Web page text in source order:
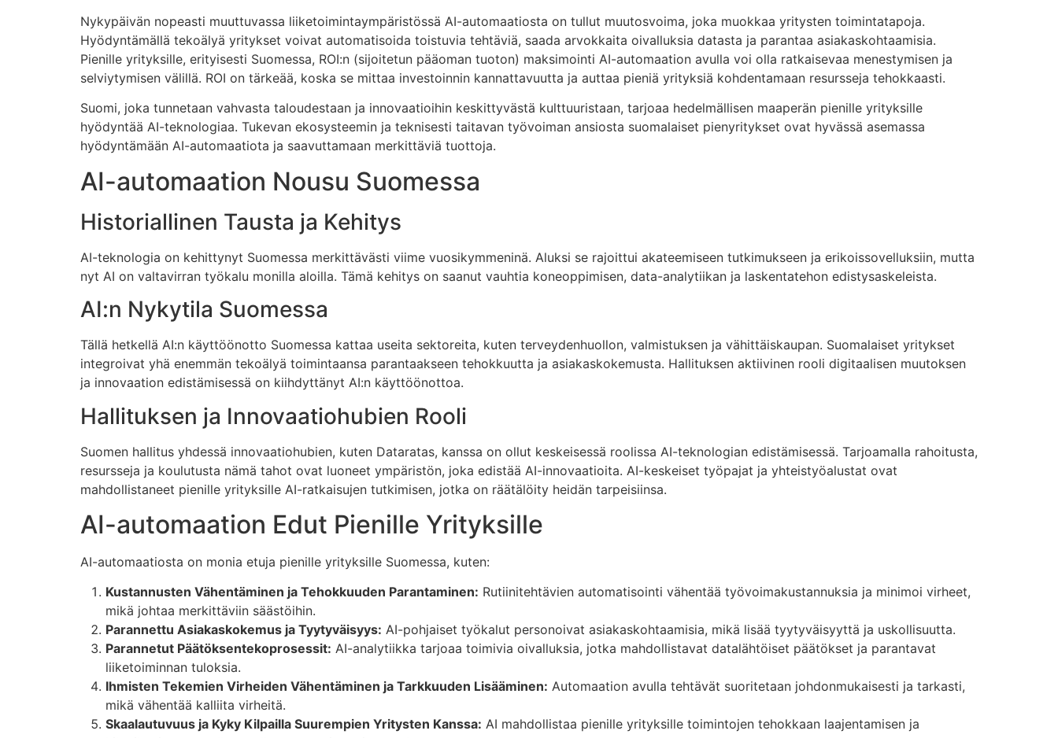
Nykypäivän nopeasti muuttuvassa liiketoimintaympäristössä AI-automaatiosta on tullut muutosvoima, joka muokkaa yritysten toimintatapoja.
Hyödyntämällä tekoälyä yritykset voivat automatisoida toistuvia tehtäviä, saada arvokkaita oivalluksia datasta ja parantaa asiakaskohtaamisia.
Pienille yrityksille, erityisesti Suomessa, ROI:n (sijoitetun pääoman tuoton) maksimointi AI-automaation avulla voi olla ratkaisevaa menestymisen ja
selviytymisen välillä. ROI on tärkeää, koska se mittaa investoinnin kannattavuutta ja auttaa pieniä yrityksiä kohdentamaan resursseja tehokkaasti.
Suomi, joka tunnetaan vahvasta taloudestaan ja innovaatioihin keskittyvästä kulttuuristaan, tarjoaa hedelmällisen maaperän pienille yrityksille
hyödyntää AI-teknologiaa. Tukevan ekosysteemin ja teknisesti taitavan työvoiman ansiosta suomalaiset pienyritykset ovat hyvässä asemassa
hyödyntämään AI-automaatiota ja saavuttamaan merkittäviä tuottoja.
AI-automaation Nousu Suomessa
Historiallinen Tausta ja Kehitys
AI-teknologia on kehittynyt Suomessa merkittävästi viime vuosikymmeninä. Aluksi se rajoittui akateemiseen tutkimukseen ja erikoissovelluksiin, mutta
nyt AI on valtavirran työkalu monilla aloilla. Tämä kehitys on saanut vauhtia koneoppimisen, data-analytiikan ja laskentatehon edistysaskeleista.
AI:n Nykytila Suomessa
Tällä hetkellä AI:n käyttöönotto Suomessa kattaa useita sektoreita, kuten terveydenhuollon, valmistuksen ja vähittäiskaupan. Suomalaiset yritykset
integroivat yhä enemmän tekoälyä toimintaansa parantaakseen tehokkuutta ja asiakaskokemusta. Hallituksen aktiivinen rooli digitaalisen muutoksen
ja innovaation edistämisessä on kiihdyttänyt AI:n käyttöönottoa.
Hallituksen ja Innovaatiohubien Rooli
Suomen hallitus yhdessä innovaatiohubien, kuten Dataratas, kanssa on ollut keskeisessä roolissa AI-teknologian edistämisessä. Tarjoamalla rahoitusta,
resursseja ja koulutusta nämä tahot ovat luoneet ympäristön, joka edistää AI-innovaatioita. AI-keskeiset työpajat ja yhteistyöalustat ovat
mahdollistaneet pienille yrityksille AI-ratkaisujen tutkimisen, jotka on räätälöity heidän tarpeisiinsa.
AI-automaation Edut Pienille Yrityksille
AI-automaatiosta on monia etuja pienille yrityksille Suomessa, kuten:
Kustannusten Vähentäminen ja Tehokkuuden Parantaminen: Rutiinitehtävien automatisointi vähentää työvoimakustannuksia ja minimoi virheet,
mikä johtaa merkittäviin säästöihin.
Parannettu Asiakaskokemus ja Tyytyväisyys: AI-pohjaiset työkalut personoivat asiakaskohtaamisia, mikä lisää tyytyväisyyttä ja uskollisuutta.
Parannetut Päätöksentekoprosessit: AI-analytiikka tarjoaa toimivia oivalluksia, jotka mahdollistavat datalähtöiset päätökset ja parantavat
liiketoiminnan tuloksia.
Ihmisten Tekemien Virheiden Vähentäminen ja Tarkkuuden Lisääminen: Automaation avulla tehtävät suoritetaan johdonmukaisesti ja tarkasti,
mikä vähentää kalliita virheitä.
Skaalautuvuus ja Kyky Kilpailla Suurempien Yritysten Kanssa: AI mahdollistaa pienille yrityksille toimintojen tehokkaan laajentamisen ja